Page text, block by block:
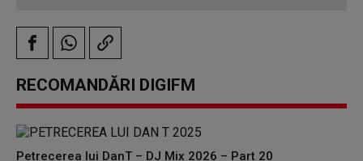
RECOMANDĂRI DIGIFM
Petrecerea lui DanT – DJ Mix 2026 – Part 20